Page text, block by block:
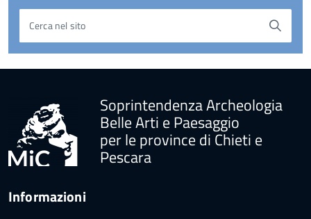
Cerca nel sito
all'inizio
Soprintendenza Archeologia
Belle Arti e Paesaggio
per le province di Chieti e
Pescara
Informazioni